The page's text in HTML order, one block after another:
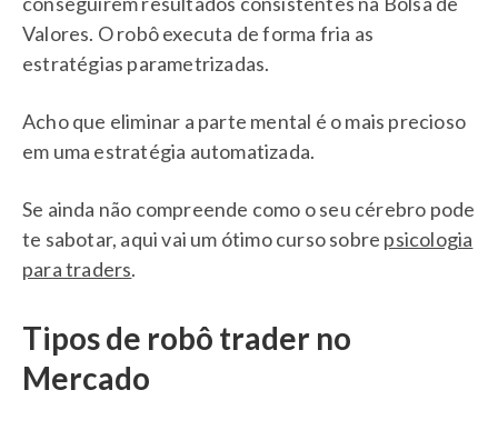
Valores. O robô executa de forma fria as
estratégias parametrizadas.
Acho que eliminar a parte mental é o mais precioso
em uma estratégia automatizada.
Se ainda não compreende como o seu cérebro pode
te sabotar, aqui vai um ótimo curso sobre psicologia
para traders.
Tipos de robô trader no
Mercado